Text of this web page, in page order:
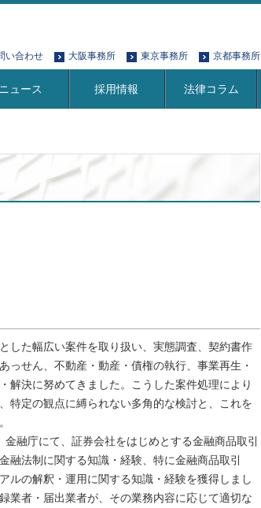
い合わせ 大阪事務所 東京事務所 京都事務所
ニュース 採用情報 法律コラム
した幅広い案件を取り扱い、実態調査、契約書作
っせん、不動産・動産・債権の執行、事業再生・
解決に努めてきました。こうした案件処理により
特定の観点に縛られない多角的な検討と、これを
融庁にて、証券会社をはじめとする金融商品取引
法制に関する知識・経験、特に金融商品取引
ルの解釈・運用に関する知識・経験を獲得しまし
業者・届出業者が、その業務内容に応じて適切な